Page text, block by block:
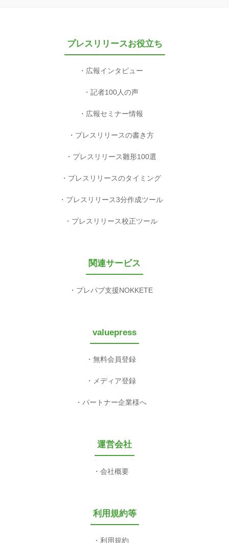
プレスリリースお役立ち
広報インタビュー
記者100人の声
広報セミナー情報
プレスリリースの書き方
プレスリリース雛形100選
プレスリリースのタイミング
プレスリリース3分作成ツール
プレスリリース校正ツール
関連サービス
プレパブ支援NOKKETE
valuepress
無料会員登録
メディア登録
パートナー企業様へ
運営会社
会社概要
利用規約等
利用規約